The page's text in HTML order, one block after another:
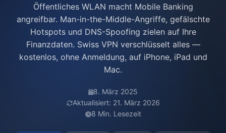
Öffentliches WLAN macht Mobile Banking
angreifbar. Man-in-the-Middle-Angriffe, gefälschte
Hotspots und DNS-Spoofing zielen auf Ihre
Finanzdaten. Swiss VPN verschlüsselt alles —
kostenlos, ohne Anmeldung, auf iPhone, iPad und
Mac.
8. März 2025
Aktualisiert: 21. März 2026
8 Min. Lesezeit